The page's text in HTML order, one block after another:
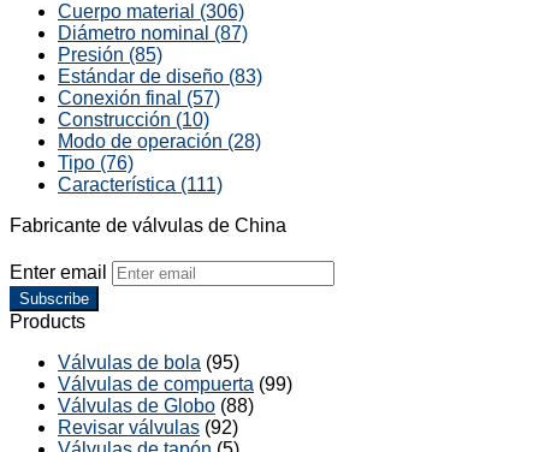
Cuerpo material (306)
Diámetro nominal (87)
Presión (85)
Estándar de diseño (83)
Conexión final (57)
Construcción (10)
Modo de operación (28)
Tipo (76)
Característica (111)
Fabricante de válvulas de China
Enter email
Subscribe
Products
Válvulas de bola (95)
Válvulas de compuerta (99)
Válvulas de Globo (88)
Revisar válvulas (92)